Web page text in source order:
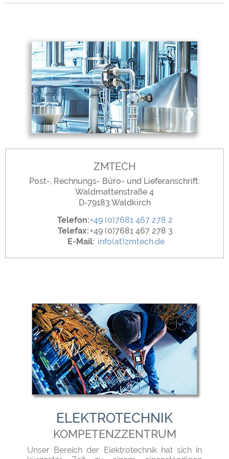
ZMTECH
Post-, Rechnungs- Büro- und Lieferanschrift:
Waldmattenstraße 4
D-79183 Waldkirch
Telefon:+49 (0)7681 467 278 2
Telefax:+49 (0)7681 467 278 3
E-Mail: info(at)zmtech.de
ELEKTROTECHNIK
KOMPETENZZENTRUM
Unser Bereich der Elektrotechnik hat sich in